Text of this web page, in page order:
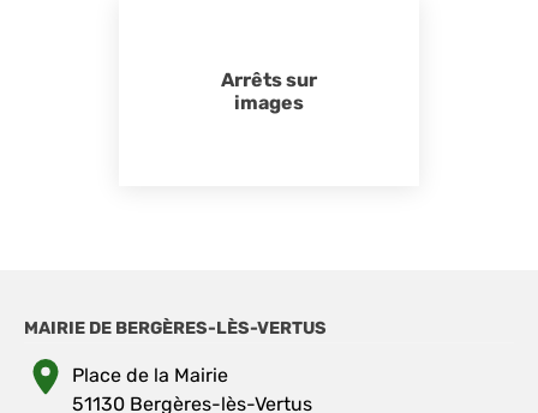
Arrêts sur
images
MAIRIE DE BERGÈRES-LÈS-VERTUS
Place de la Mairie
51130 Bergères-lès-Vertus